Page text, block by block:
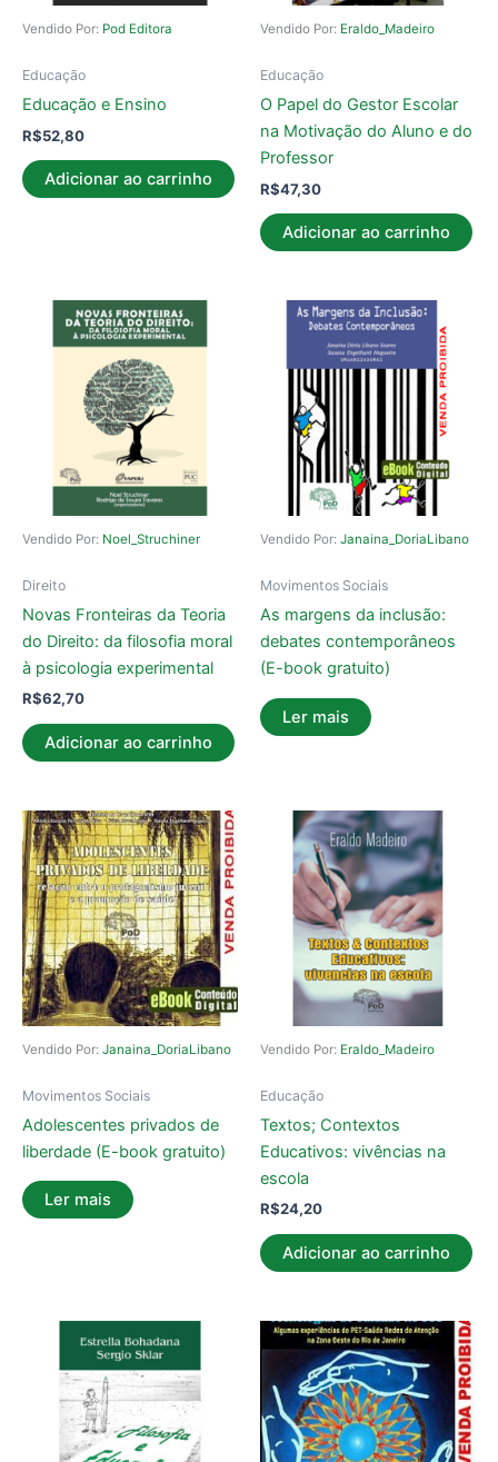
Vendido Por: Pod Editora
Educação
Educação e Ensino
R$52,80
Adicionar ao carrinho
Vendido Por: Eraldo_Madeiro
Educação
O Papel do Gestor Escolar
na Motivação do Aluno e do
Professor
R$47,30
Adicionar ao carrinho
Vendido Por: Noel_Struchiner
Direito
Novas Fronteiras da Teoria
do Direito: da filosofia moral
à psicologia experimental
R$62,70
Adicionar ao carrinho
Vendido Por: Janaina_DoriaLibano
Movimentos Sociais
As margens da inclusão:
debates contemporâneos
(E-book gratuito)
Ler mais
Vendido Por: Janaina_DoriaLibano
Movimentos Sociais
Adolescentes privados de
liberdade (E-book gratuito)
Ler mais
Vendido Por: Eraldo_Madeiro
Educação
Textos; Contextos
Educativos: vivências na
escola
R$24,20
Adicionar ao carrinho